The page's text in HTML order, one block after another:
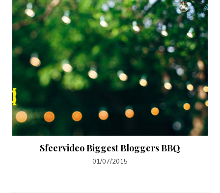
Sfeervideo Biggest Bloggers BBQ
01/07/2015